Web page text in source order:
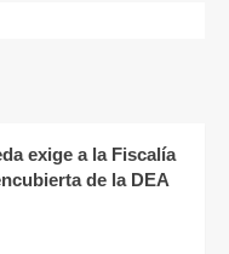
exige a la Fiscalía
de la DEA